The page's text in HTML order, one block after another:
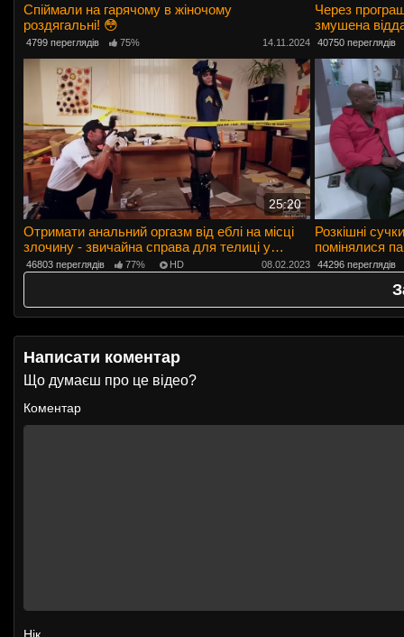
Спіймали на гарячому в жіночому
роздягальні! 😳
4799 переглядів 75% 14.11.2024
Через
змушена
чорних членів.
40750 переглядів
25:20
Отримати анальний оргазм від еблі на місці
злочину - звичайна справа для телиці у
формі
46803 переглядів 77% HD 08.02.2023
Розкішні
помінялися
44296 переглядів
Написати коментар
Що думаєш про це відео?
Коментар
Нік